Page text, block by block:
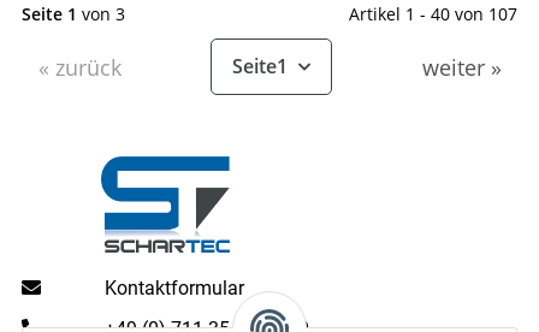
Seite 1 von 3 Artikel 1 - 40 von 107
« zurück Seite1 weiter »
Kontaktformular